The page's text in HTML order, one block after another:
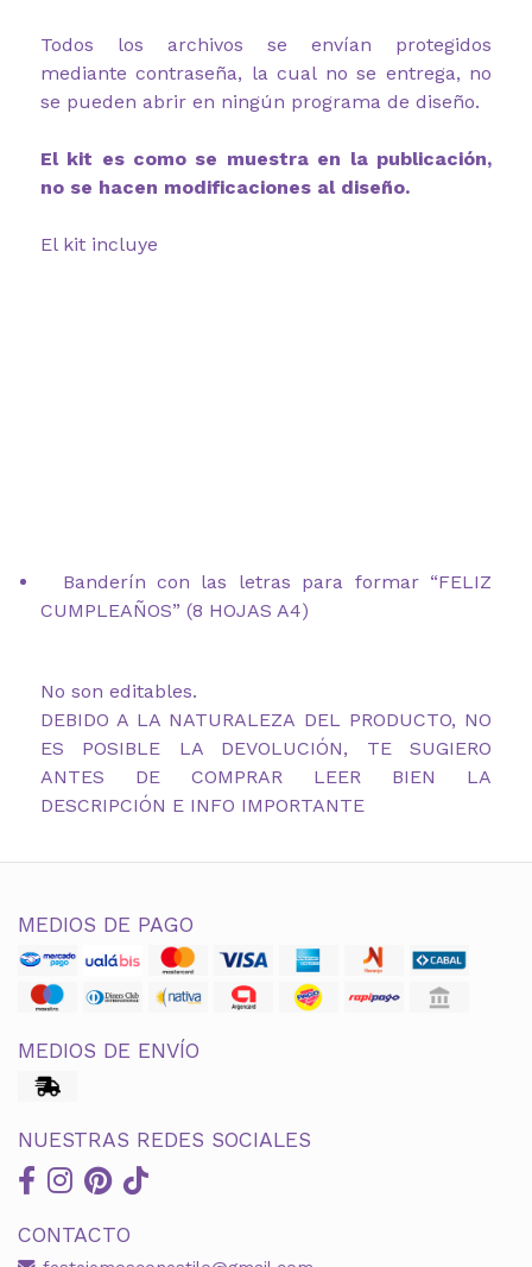
Todos los archivos se envían protegidos
mediante contraseña, la cual no se entrega, no
se pueden abrir en ningún programa de diseño.
El kit es como se muestra en la publicación,
no se hacen modificaciones al diseño.
El kit incluye
Banderín con las letras para formar “FELIZ
CUMPLEAÑOS” (8 HOJAS A4)
No son editables.
DEBIDO A LA NATURALEZA DEL PRODUCTO, NO
ES POSIBLE LA DEVOLUCIÓN, TE SUGIERO
ANTES DE COMPRAR LEER BIEN LA
DESCRIPCIÓN E INFO IMPORTANTE
MEDIOS DE PAGO
MEDIOS DE ENVÍO
NUESTRAS REDES SOCIALES
CONTACTO